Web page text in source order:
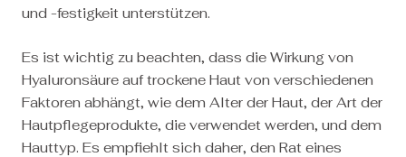
und -festigkeit unterstützen.
Es ist wichtig zu beachten, dass die Wirkung von
Hyaluronsäure auf trockene Haut von verschiedenen
Faktoren abhängt, wie dem Alter der Haut, der Art der
Hautpflegeprodukte, die verwendet werden, und dem
Hauttyp. Es empfiehlt sich daher, den Rat eines